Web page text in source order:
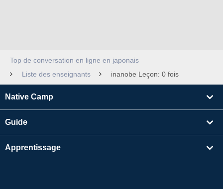
Top de conversation en ligne en japonais
Liste des enseignants
inanobe Leçon: 0 fois
Native Camp
Guide
Apprentissage